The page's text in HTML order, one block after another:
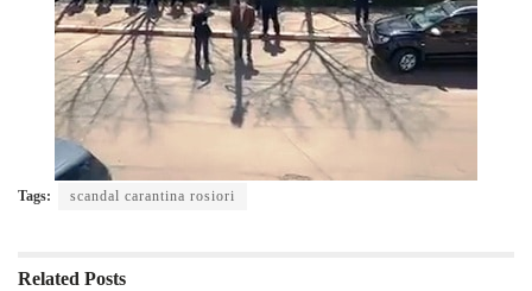
Tags: scandal carantina rosiori
Related Posts